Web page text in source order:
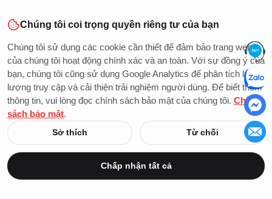
Chúng tôi coi trọng quyền riêng tư của bạn
Chúng tôi sử dụng các cookie cần thiết để đảm bảo trang web
của chúng tôi hoạt động chính xác và an toàn. Với sự đồng ý của
bạn, chúng tôi cũng sử dụng Google Analytics để phân tích lưu
lượng truy cập và cải thiện trải nghiệm người dùng. Để biết thêm
thông tin, vui lòng đọc chính sách bảo mật của chúng tôi. Chính
sách bảo mật.
Sở thích Từ chối
Chấp nhận tất cả